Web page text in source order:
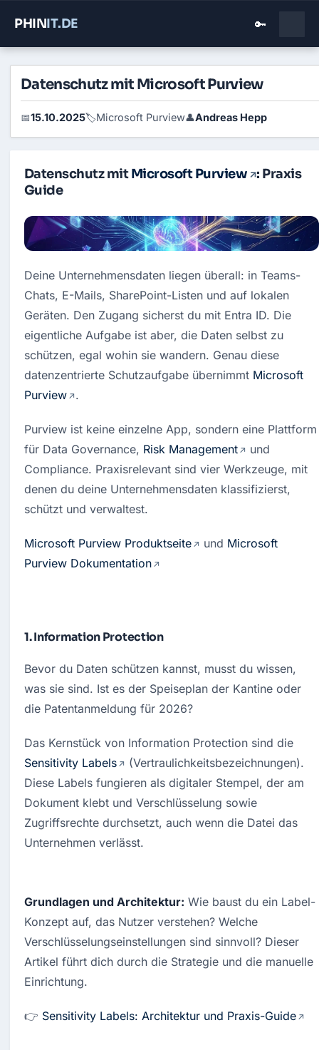
PHINIT.DE 🔑
Datenschutz mit Microsoft Purview
📅15.10.2025🏷️Microsoft Purview👤Andreas Hepp
Datenschutz mitMicrosoft Purview
: Praxis
Guide
Deine Unternehmensdaten liegen überall: in Teams-
Chats, E-Mails, SharePoint-Listen und auf lokalen
Geräten. Den Zugang sicherst du mit Entra ID. Die
eigentliche Aufgabe ist aber, die Daten selbst zu
schützen, egal wohin sie wandern. Genau diese
datenzentrierte Schutzaufgabe übernimmt Microsoft
Purview
.
Purview ist keine einzelne App, sondern eine Plattform
für Data Governance, Risk Management
und
Compliance. Praxisrelevant sind vier Werkzeuge, mit
denen du deine Unternehmensdaten klassifizierst,
schützt und verwaltest.
Microsoft Purview Produktseite und Microsoft
Purview Dokumentation
1. Information Protection
Bevor du Daten schützen kannst, musst du wissen,
was sie sind. Ist es der Speiseplan der Kantine oder
die Patentanmeldung für 2026?
Sensitivity Labels
(Vertraulichkeitsbezeichnungen).
Diese Labels fungieren als digitaler Stempel, der am
Dokument klebt und Verschlüsselung sowie
Zugriffsrechte durchsetzt, auch wenn die Datei das
Unternehmen verlässt.
Grundlagen und Architektur: Wie baust du ein Label-
Konzept auf, das Nutzer verstehen? Welche
Verschlüsselungseinstellungen sind sinnvoll? Dieser
Artikel führt dich durch die Strategie und die manuelle
Einrichtung.
👉 Sensitivity Labels: Architektur und Praxis-Guide